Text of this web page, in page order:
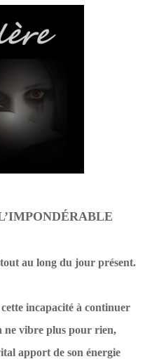
au long du jour présent.
incapacité à continuer
ne vibre plus pour rien,
apport de son énergie